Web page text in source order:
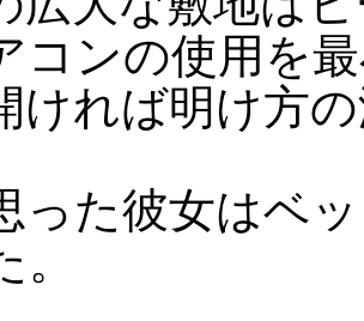
コンの使用を
れば明け方
た彼女はベ